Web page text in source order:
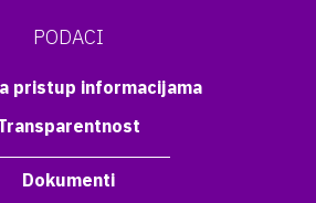
PODACI
pristup informacijama
Dokumenti